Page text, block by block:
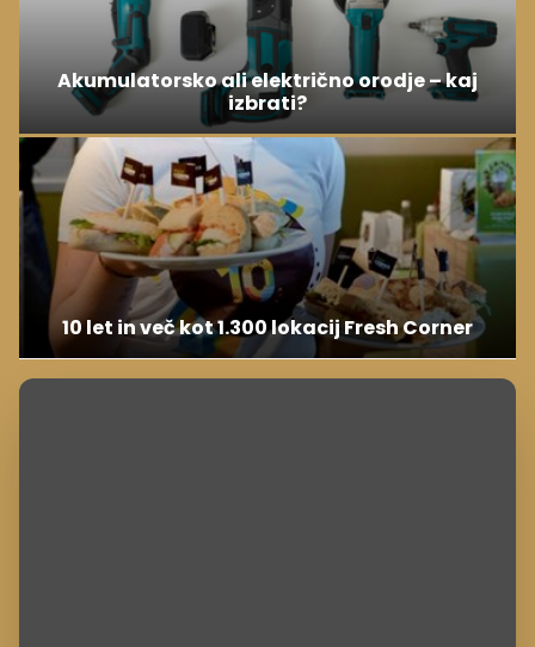
Akumulatorsko ali električno orodje – kaj
izbrati?
10 let in več kot 1.300 lokacij Fresh Corner